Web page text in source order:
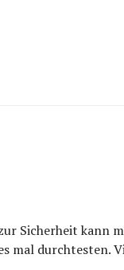
Sicherheit kann
mal durchtesten.